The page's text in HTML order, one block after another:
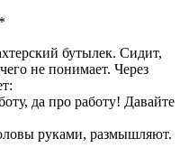
бутылек. Сидит,
не понимает. Через
да про работу! Давайте
руками, размышляют.